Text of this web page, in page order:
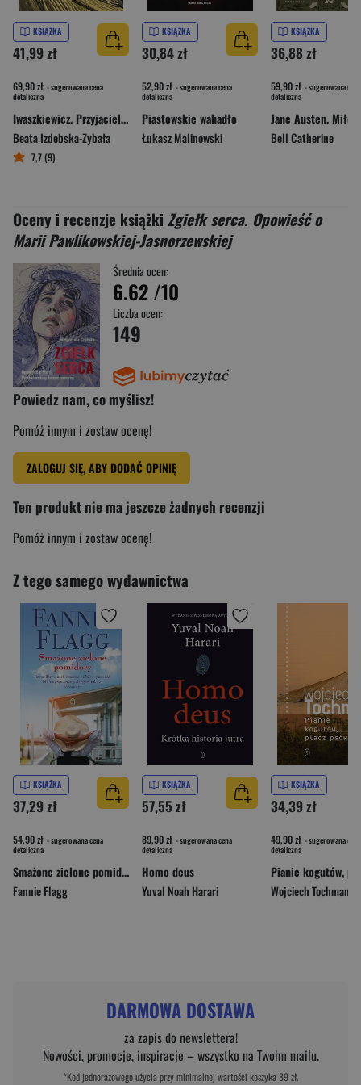
KSIĄŻKA
41,99 zł
69,90 zł - sugerowana cena
detaliczna
Iwaszkiewicz. Przyjaciele i wrogowie
Beata Izdebska-Zybała
7,7 (9)
KSIĄŻKA
30,84 zł
52,90 zł - sugerowana cena
detaliczna
Piastowskie wahadło
Łukasz Malinowski
KSIĄŻKA
36,88 zł
59,90 zł - sugerowana cena
detaliczna
Bell Catherine
Oceny i recenzje książki Zgiełk serca. Opowieść o
Marii Pawlikowskiej-Jasnorzewskiej
Średnia ocen:
6.62/10
Liczba ocen:
149
Powiedz nam, co myślisz!
Pomóż innym i zostaw ocenę!
ZALOGUJ SIĘ, ABY DODAĆ OPINIĘ
Ten produkt nie ma jeszcze żadnych recenzji
Pomóż innym i zostaw ocenę!
Z tego samego wydawnictwa
KSIĄŻKA
37,29 zł
54,90 zł - sugerowana cena
detaliczna
Smażone zielone pomidory wyd. 2026
Fannie Flagg
KSIĄŻKA
57,55 zł
89,90 zł - sugerowana cena
detaliczna
Homo deus
Yuval Noah Harari
KSIĄŻKA
34,39 zł
49,90 zł - sugerowana cena
detaliczna
Wojciech Tochman
DARMOWA DOSTAWA
za zapis do newslettera!
Nowości, promocje, inspiracje – wszystko na Twoim mailu.
*Kod jednorazowego użycia przy minimalnej wartości koszyka 89 zł.